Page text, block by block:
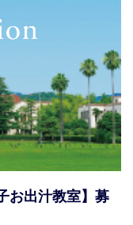
お出汁教室】募